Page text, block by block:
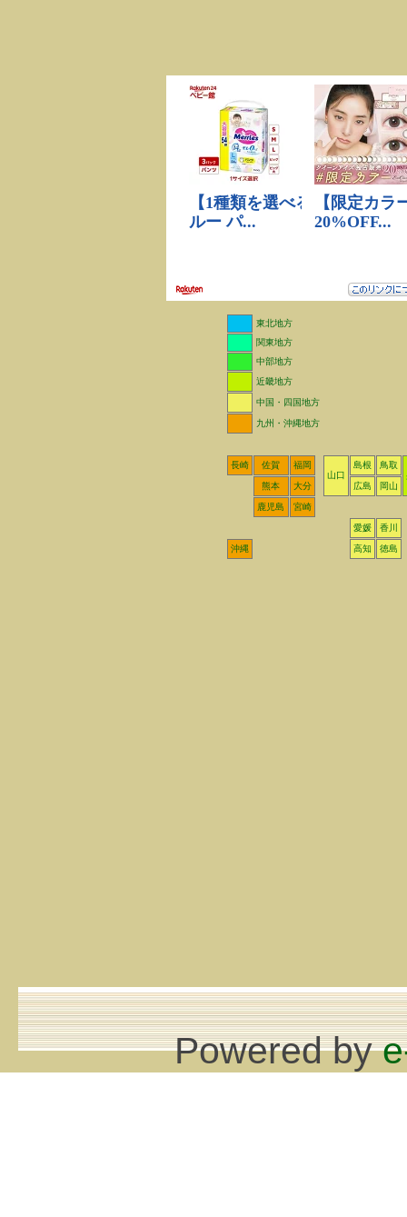
東北地方
関東地方
中部地方
近畿地方
中国・四国地方
九州・沖縄地方
長崎 佐賀
福岡
山口
島根
鳥取
熊本
大分 広島 岡山
鹿児島 宮崎
愛媛 香川
沖縄 高知 徳島
Powered by